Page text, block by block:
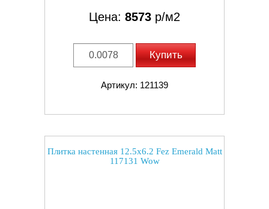
Цена: 8573 р/м2
Купить
Артикул: 121139
Плитка настенная 12.5x6.2 Fez Emerald Matt
117131 Wow